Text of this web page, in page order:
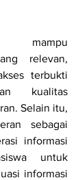
mampu
relevan,
terbukti
kualitas
Selain itu,
sebagai
informasi
untuk
informasi